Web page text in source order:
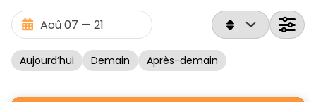
Aujourd’hui Demain Après-demain